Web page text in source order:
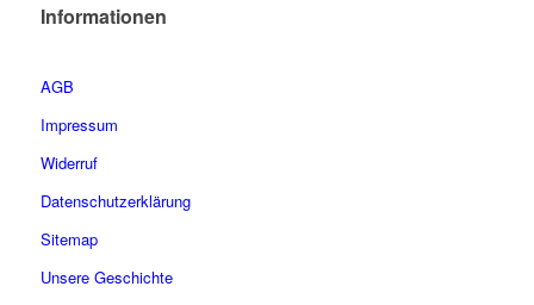
Informationen
AGB
Impressum
Widerruf
Datenschutzerklärung
Sitemap
Unsere Geschichte